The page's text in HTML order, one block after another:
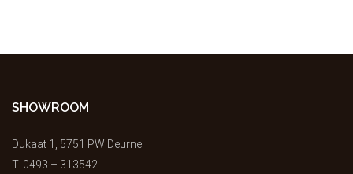
SHOWROOM
Dukaat 1, 5751 PW Deurne
T. 0493 – 313542